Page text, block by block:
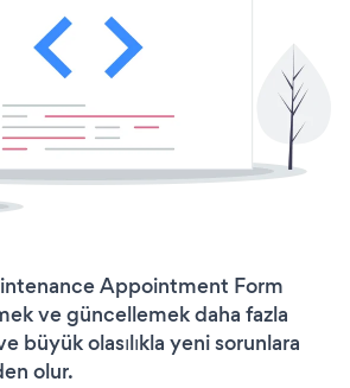
Appointment Form
ve güncellemek daha fazla
büyük olasılıkla yeni sorunlara
olur.